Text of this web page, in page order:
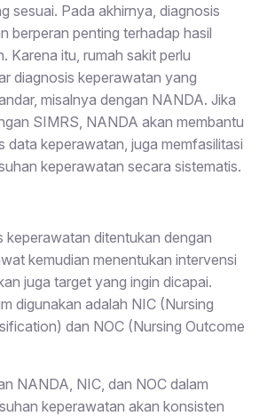
sesuai. Pada akhirnya, diagnosis
berperan penting terhadap hasil
Karena itu, rumah sakit perlu
diagnosis keperawatan yang
misalnya dengan NANDA. Jika
SIMRS, NANDA akan membantu
data keperawatan, juga memfasilitasi
keperawatan secara sistematis.
keperawatan ditentukan dengan
kemudian menentukan intervensi
juga target yang ingin dicapai.
digunakan adalah NIC (Nursing
dan NOC (Nursing Outcome
NANDA, NIC, dan NOC dalam
keperawatan akan konsisten